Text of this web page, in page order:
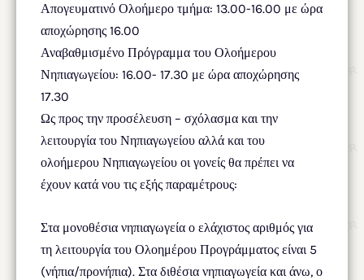
Απογευματινό Ολοήμερο τμήμα: 13.00-16.00 με ώρα
αποχώρησης 16.00
Αναβαθμισμένο Πρόγραμμα του Ολοήμερου
Νηπιαγωγείου: 16.00- 17.30 με ώρα αποχώρησης
17.30
Ως προς την προσέλευση – σχόλασμα και την
λειτουργία του Νηπιαγωγείου αλλά και του
ολοήμερου Νηπιαγωγείου οι γονείς θα πρέπει να
έχουν κατά νου τις εξής παραμέτρους:
Στα μονοθέσια νηπιαγωγεία ο ελάχιστος αριθμός για
τη λειτουργία του Ολοημέρου Προγράμματος είναι 5
(νήπια/προνήπια). Στα διθέσια νηπιαγωγεία και άνω, ο